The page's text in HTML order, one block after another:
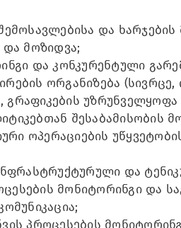
და ხარჯების
მოზიდვა;
და კონკურენტული
ორგანიზება
შესაბამისობის
ოპერაციების
და
მონიტორინგი და